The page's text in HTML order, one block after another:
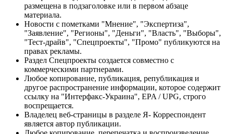
размещена в подзаголовке или в первом абзаце
материала.
Новости с пометками "Мнение", "Экспертиза",
"Заявление", "Регионы", "Деньги", "Власть", "Выборы",
"Тест-драйв", "Спецпроекты", "Промо" публикуются на
правах рекламы.
Раздел Спецпроекты создается совместно с
коммерческими партнерами.
Любое копирование, публикация, републикация и
другое распространение информации, которое содержит
ссылку на "Интерфакс-Украина", EPA / UPG, строго
воспрещается.
Владелец веб-страницы в разделе Я- Корреспондент
является автор публикации.